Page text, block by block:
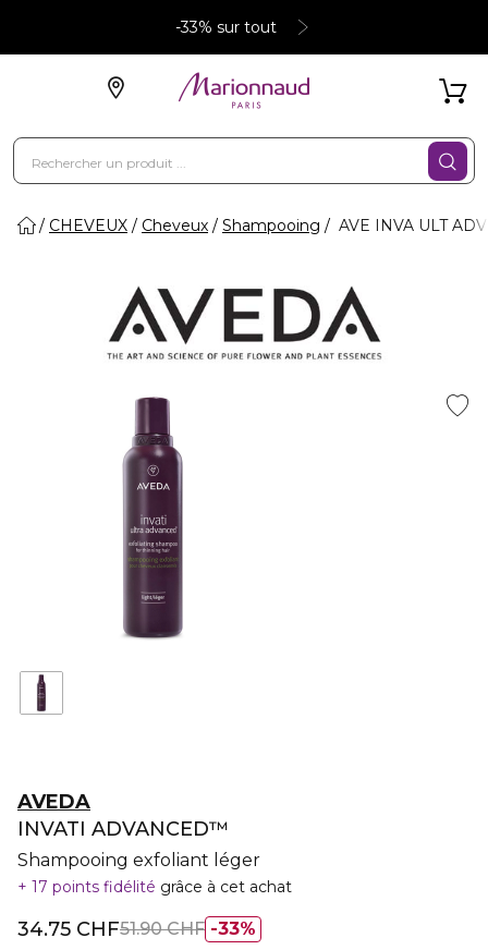
-33% sur tout
CHEVEUX Cheveux Shampooing AVE INVA ULT
AVEDA
INVATI ADVANCED™
Shampooing exfoliant léger
17 points fidélité grâce à cet achat
33%
34.75 CHF51.90 CHF